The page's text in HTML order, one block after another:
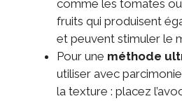
comme les tomates
fruits qui produisent
et peuvent stimuler le
Pour une méthode
utiliser avec
la texture : placez